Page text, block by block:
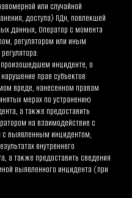
или случайной
доступа) ПДн, повлекшей
данных, Оператор с момента
регулятором или иным
произошедшем инциденте, о
прав субъектов
вреде, нанесенном правам
мерах по устранению
а также предоставить
на взаимодействие с
с выявленным инцидентом;
внутреннего
а также предоставить сведения
выявленного инцидента (при